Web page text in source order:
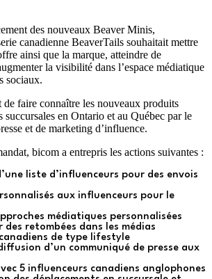
des nouveaux Beaver Minis,
canadienne BeaverTails souhaitait mettre
ainsi que la marque, atteindre de
la visibilité dans l’espace médiatique
sociaux.
faire connaître les nouveaux produits
en Ontario et au Québec par le
et de marketing d’influence.
bicom a entrepris les actions suivantes :
liste d’influenceurs pour des envois
aux influenceurs pour le
médiatiques personnalisées
des retombées dans les médias
de type lifestyle
d’un communiqué de presse aux
5 influenceurs canadiens anglophones